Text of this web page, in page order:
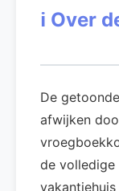
ℹ️ Over
De
afwijken
de volledige